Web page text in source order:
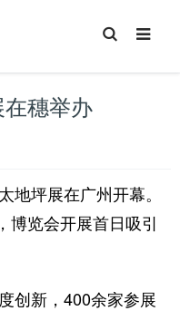
T
o
g
在穗举办
坪展在广州开幕。
博览会开展首日吸引
新，400余家参展